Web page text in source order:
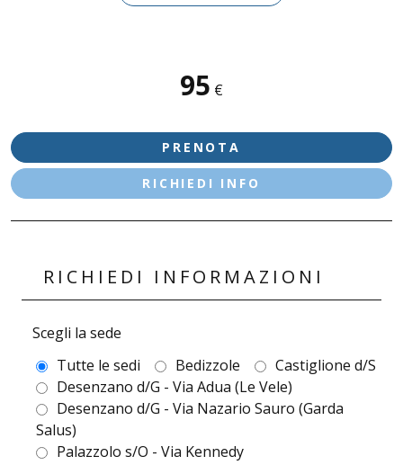
DESENZANO D/G - LE VELE95 €
PRENOTA
RICHIEDI INFO
RICHIEDI INFORMAZIONI
Scegli la sede
Tutte le sedi
Bedizzole
Castiglione d/S
Desenzano d/G - Via Adua (Le Vele)
Desenzano d/G - Via Nazario Sauro (Garda
Salus)
Palazzolo s/O - Via Kennedy